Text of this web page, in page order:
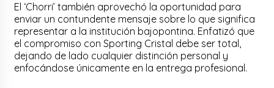
El ‘Chorri’ también aprovechó la oportunidad para
enviar un contundente mensaje sobre lo que significa
representar a la institución bajopontina. Enfatizó que
el compromiso con Sporting Cristal debe ser total,
dejando de lado cualquier distinción personal y
enfocándose únicamente en la entrega profesional.